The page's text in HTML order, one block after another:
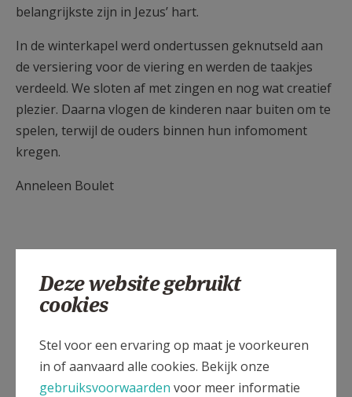
belangrijkste zijn in Jezus’ hart.
In de winterkapel werd ondertussen geknutseld aan
de versiering voor de viering en werden de taakjes
verdeeld. We sloten af met zingen en nog wat creatief
plezier. Daarna vlogen de kinderen naar buiten om te
spelen, terwijl de ouders binnen hun infomoment
kregen.
Anneleen Boulet
Deze website gebruikt
cookies
Stel voor een ervaring op maat je voorkeuren
in of aanvaard alle cookies. Bekijk onze
gebruiksvoorwaarden voor meer informatie